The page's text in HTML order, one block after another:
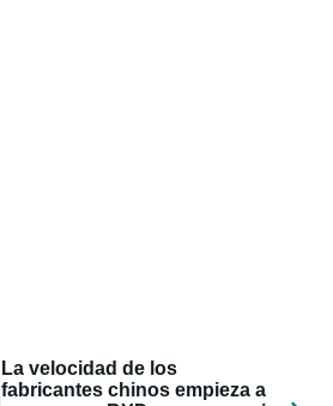
La velocidad de los
fabricantes chinos empieza a